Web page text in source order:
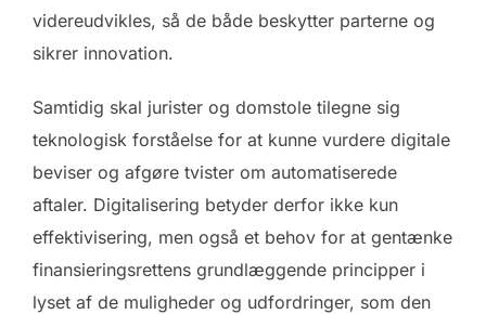
videreudvikles, så de både beskytter parterne og
sikrer innovation.
Samtidig skal jurister og domstole tilegne sig
teknologisk forståelse for at kunne vurdere digitale
beviser og afgøre tvister om automatiserede
aftaler. Digitalisering betyder derfor ikke kun
effektivisering, men også et behov for at gentænke
finansieringsrettens grundlæggende principper i
lyset af de muligheder og udfordringer, som den